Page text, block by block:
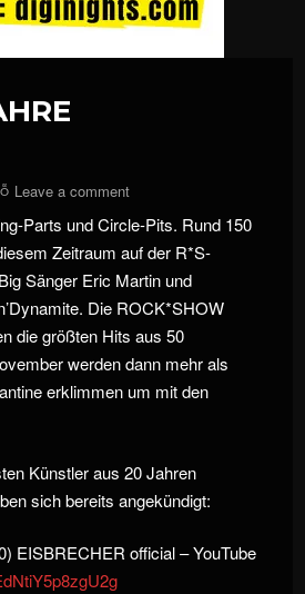
Leave a comment
Parts und Circle-Pits. Rund 150
Zeitraum auf der R*S-
Sänger Eric Martin und
Die ROCK*SHOW
die größten Hits aus 50
werden dann mehr als
erklimmen um mit den
Künstler aus 20 Jahren
sich bereits angekündigt:
EISBRECHER official – YouTube